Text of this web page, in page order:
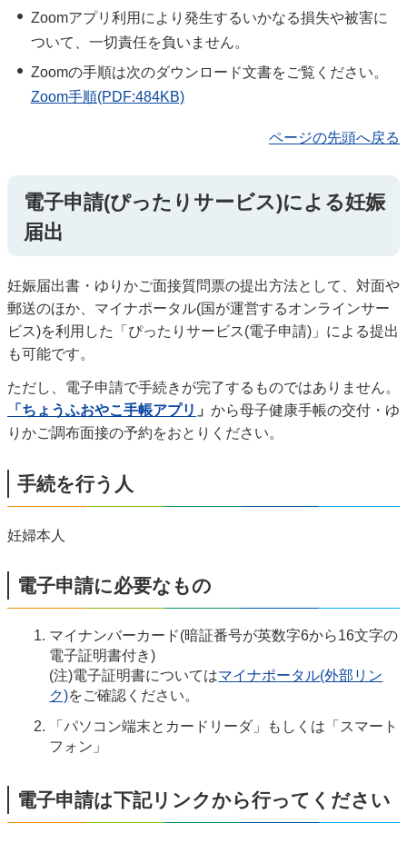
Zoomアプリ利用により発生するいかなる損失や被害に
ついて、一切責任を負いません。
Zoomの手順は次のダウンロード文書をご覧ください。
Zoom手順(PDF:484KB)
ページの先頭へ戻る
電子申請(ぴったりサービス)による妊娠
届出
妊娠届出書・ゆりかご面接質問票の提出方法として、対面や
郵送のほか、マイナポータル(国が運営するオンラインサー
ビス)を利用した「ぴったりサービス(電子申請)」による提出
も可能です。
ただし、電子申請で手続きが完了するものではありません。
「ちょうふおやこ手帳アプリ 」 から母子健康手帳の交付・ゆ
りかご調布面接の予約をおとりください。
手続を行う人
妊婦本人
電子申請に必要なもの
マイナンバーカード(暗証番号が英数字6から16文字の
電子証明書付き)
(注)電子証明書についてはマイナポータル(外部リン
ク)をご確認ください。
「パソコン端末とカードリーダ」もしくは「スマート
フォン」
電子申請は下記リンクから行ってください